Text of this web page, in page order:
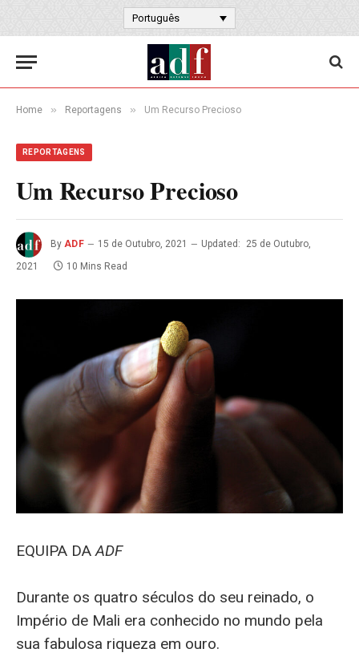
Português
Home » Reportagens » Um Recurso Precioso
REPORTAGENS
Um Recurso Precioso
By ADF 15 de Outubro, 2021 Updated:
25 de Outubro,
2021
10 Mins Read
EQUIPA DAADF
Durante os quatro séculos do seu reinado, o
Império de Mali era conhecido no mundo pela
sua fabulosa riqueza em ouro.